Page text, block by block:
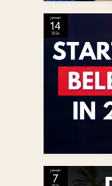
januari
14
2026
januari
7